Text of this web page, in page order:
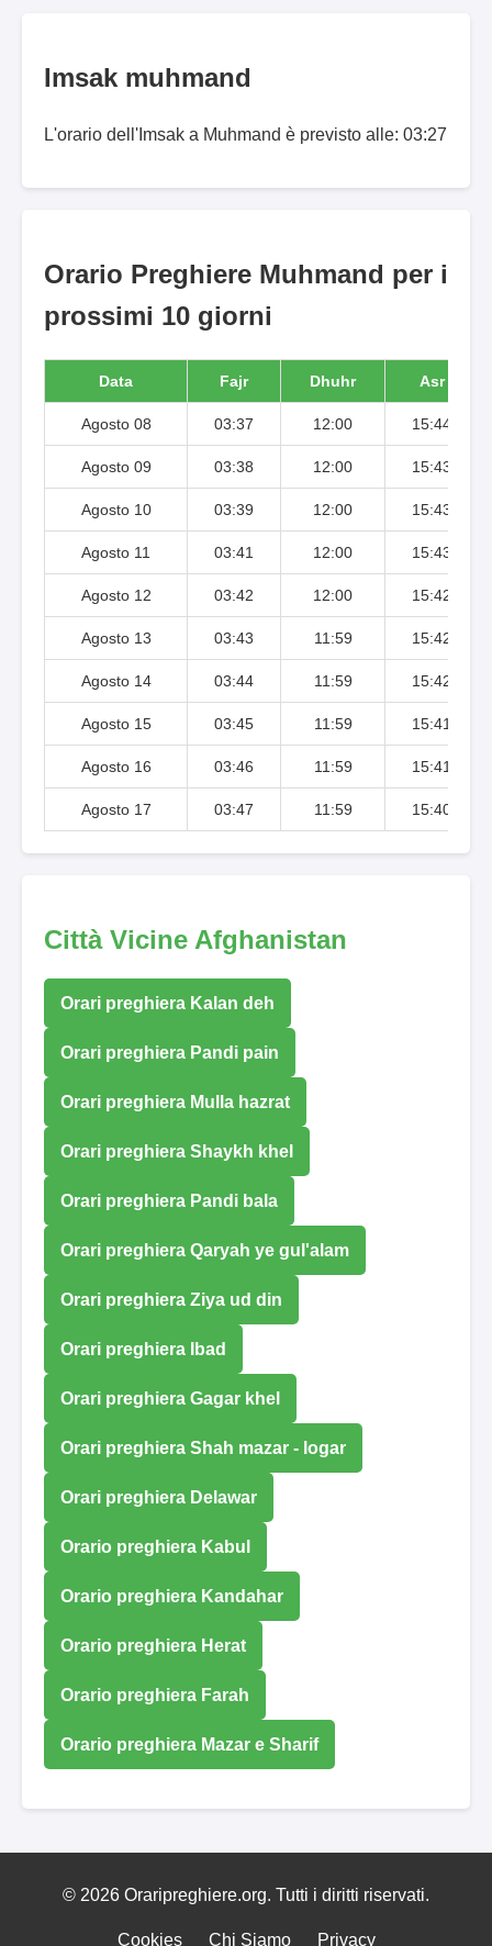
Imsak muhmand
L'orario dell'Imsak a Muhmand è previsto alle: 03:27
Orario Preghiere Muhmand per i
prossimi 10 giorni
Data Fajr Dhuhr Asr
Agosto 08 03:37 12:00 15:44
Agosto 09 03:38 12:00 15:43
Agosto 10 03:39 12:00 15:43
Agosto 11 03:41 12:00 15:43
Agosto 12 03:42 12:00 15:42
Agosto 13 03:43 11:59 15:42
Agosto 14 03:44 11:59 15:42
Agosto 15 03:45 11:59 15:41
Agosto 16 03:46 11:59 15:41
Agosto 17 03:47 11:59 15:40
Città Vicine Afghanistan
Orari preghiera Kalan deh
Orari preghiera Pandi pain
Orari preghiera Mulla hazrat
Orari preghiera Shaykh khel
Orari preghiera Pandi bala
Orari preghiera Qaryah ye gul'alam
Orari preghiera Ziya ud din
Orari preghiera Ibad
Orari preghiera Gagar khel
Orari preghiera Shah mazar - logar
Orari preghiera Delawar
Orario preghiera Kabul
Orario preghiera Kandahar
Orario preghiera Herat
Orario preghiera Farah
Orario preghiera Mazar e Sharif
© 2026 Oraripreghiere.org. Tutti i diritti riservati.
Cookies Chi Siamo Privacy